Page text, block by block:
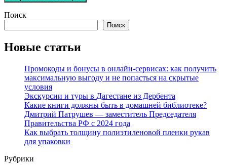
Поиск
Поиск
Новые статьи
Промокоды и бонусы в онлайн-сервисах: как получить
максимальную выгоду и не попасться на скрытые
условия
Экскурсии и туры в Дагестане из Дербента
Какие книги должны быть в домашней библиотеке?
Дмитрий Патрушев — заместитель Председателя
Правительства РФ с 2024 года
Как выбрать толщину полиэтиленовой пленки рукав
для упаковки
Рубрики